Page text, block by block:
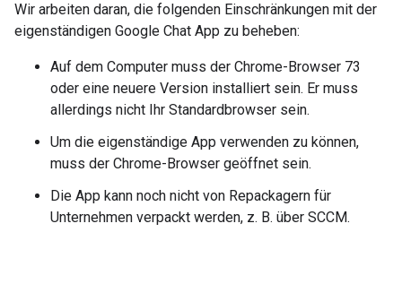
Wir arbeiten daran, die folgenden Einschränkungen mit der
eigenständigen Google Chat App zu beheben:
Auf dem Computer muss der Chrome-Browser 73
oder eine neuere Version installiert sein. Er muss
allerdings nicht Ihr Standardbrowser sein.
Um die eigenständige App verwenden zu können,
muss der Chrome-Browser geöffnet sein.
Die App kann noch nicht von Repackagern für
Unternehmen verpackt werden, z. B. über SCCM.